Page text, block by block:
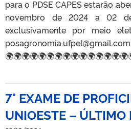
para o PDSE CAPES estarão
novembro de 2024 a 02
exclusivamente por meio
7° EXAME DE
UNIOESTE –